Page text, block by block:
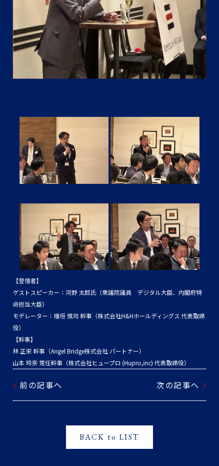
【登壇者】
ゲストスピーカー：河野 太郎氏（衆議院議員 デジタル大臣、内閣府特
命担当大臣）
モデレーター：檜垣 慎司 幹事（株式会社H&Hホールディングス 代表取締
役）
【幹事】
林 正栄 幹事（Angel Bridge株式会社 パートナー）
山本 玲奈 常任幹事（株式会社ヒュープロ (Hupro,inc) 代表取締役）
前の記事へ 次の記事へ
BACK to LIST